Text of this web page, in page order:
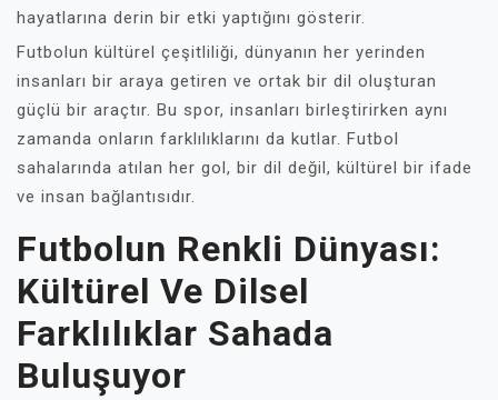
hayatlarına derin bir etki yaptığını gösterir.
Futbolun kültürel çeşitliliği, dünyanın her yerinden
insanları bir araya getiren ve ortak bir dil oluşturan
güçlü bir araçtır. Bu spor, insanları birleştirirken aynı
zamanda onların farklılıklarını da kutlar. Futbol
sahalarında atılan her gol, bir dil değil, kültürel bir ifade
ve insan bağlantısıdır.
Futbolun Renkli Dünyası:
Kültürel Ve Dilsel
Farklılıklar Sahada
Buluşuyor